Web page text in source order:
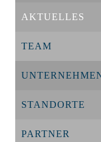
AKTUELLES
TEAM
STANDORTE
PARTNER